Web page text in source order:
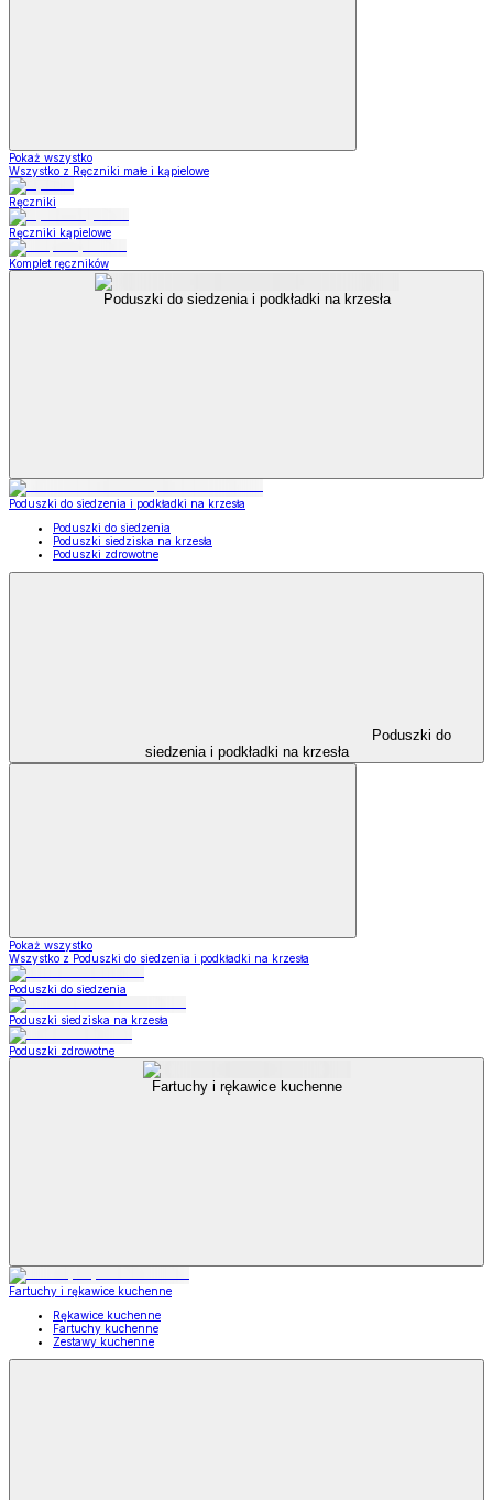
Pokaż wszystko
Wszystko z Ręczniki małe i kąpielowe
Ręczniki
Ręczniki kąpielowe
Komplet ręczników
Poduszki do siedzenia i podkładki na krzesła
Poduszki do siedzenia i podkładki na krzesła
Poduszki do siedzenia
Poduszki siedziska na krzesła
Poduszki zdrowotne
Poduszki do
siedzenia i podkładki na krzesła
Pokaż wszystko
Wszystko z Poduszki do siedzenia i podkładki na krzesła
Poduszki do siedzenia
Poduszki siedziska na krzesła
Poduszki zdrowotne
Fartuchy i rękawice kuchenne
Fartuchy i rękawice kuchenne
Rękawice kuchenne
Fartuchy kuchenne
Zestawy kuchenne